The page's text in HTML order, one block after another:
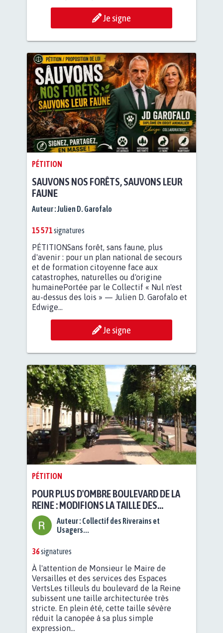
Je signe
PÉTITION
SAUVONS NOS FORÊTS, SAUVONS LEUR
FAUNE
Auteur :Julien D. Garofalo
15 571signatures
PÉTITIONSans forêt, sans faune, plus
d'avenir : pour un plan national de secours
et de formation citoyenne face aux
catastrophes, naturelles ou d'origine
humainePortée par le Collectif « Nul n'est
au-dessus des lois » — Julien D. Garofalo et
Edwige...
Je signe
PÉTITION
POUR PLUS D'OMBRE BOULEVARD DE LA
REINE : MODIFIONS LA TAILLE DES
TILLEULSAuteur : Collectif des Riverains et
Usagers...
36signatures
À l'attention de Monsieur le Maire de
Versailles et des services des Espaces
VertsLes tilleuls du boulevard de la Reine
subissent une taille architecturée très
stricte. En plein été, cette taille sévère
réduit la canopée à sa plus simple
expression...